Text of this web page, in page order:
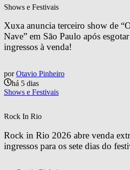
Shows e Festivais
Xuxa anuncia terceiro show de
Nave” em São Paulo após
ingressos à venda!
por Otavio Pinheiro
há 5 dias
Shows e Festivais
Rock In Rio
Rock in Rio 2026 abre venda
ingressos para os sete dias do